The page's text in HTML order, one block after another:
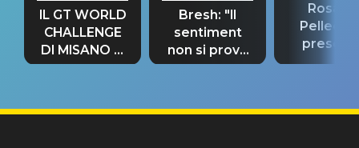
IL GT WORLD
CHALLENGE
DI MISANO si
riconferma
Bresh: "Il
sentiment
non si prova
fino alla notte
Rosario
“Così